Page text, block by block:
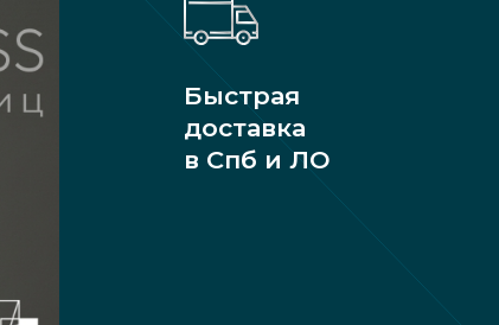
Быстрая
доставка
в Спб и ЛО